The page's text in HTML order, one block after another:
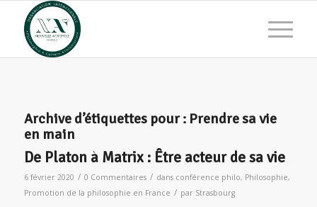
Archive d’étiquettes pour : Prendre sa vie
en main
De Platon à Matrix : Être acteur de sa vie
6 février 2020 / 0 Commentaires / dans conférence philo, Philosophie,
Promotion de la philosophie en France / par Strasbourg